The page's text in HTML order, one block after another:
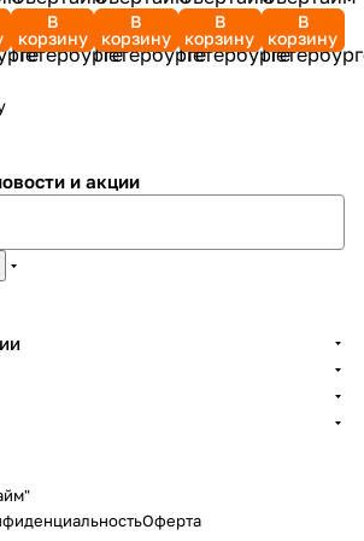
В
корзину
В
корзину
В
корзину
В
корзину
и акции
Оферта